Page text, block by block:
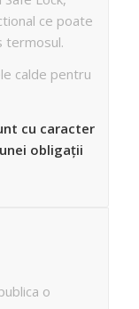
ce poate
termosul.
calde pentru
cu caracter
obligații
o